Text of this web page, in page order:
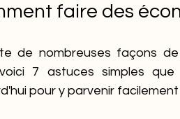
faire des
de nombreuses façons
7 astuces simples
pour y parvenir facilement